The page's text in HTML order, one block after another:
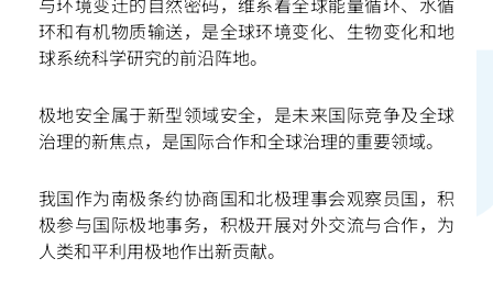
环和有机物质输送，是全球环境变化、生物变化和地
球系统科学研究的前沿阵地。
极地安全属于新型领域安全，是未来国际竞争及全球
治理的新焦点，是国际合作和全球治理的重要领域。
我国作为南极条约协商国和北极理事会观察员国，积
极参与国际极地事务，积极开展对外交流与合作，为
人类和平利用极地作出新贡献。
微信 微博